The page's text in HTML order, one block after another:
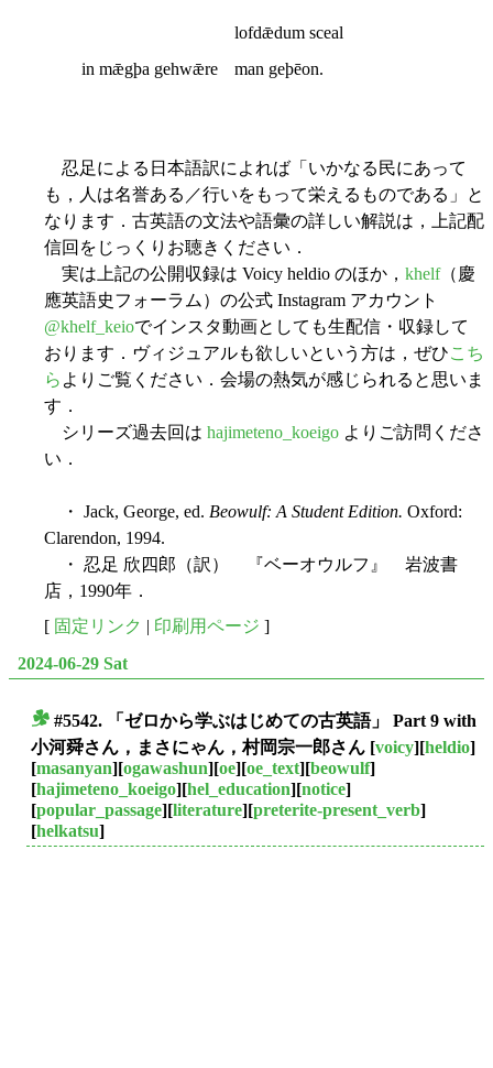
lofdǣdum sceal
in mǣgþa gehwǣre
man geþēon.
忍足による日本語訳によれば「いかなる民にあって
も，人は名誉ある／行いをもって栄えるものである」と
なります．古英語の文法や語彙の詳しい解説は，上記配
信回をじっくりお聴きください．
実は上記の公開収録は Voicy heldio のほか， khelf（慶
應英語史フォーラム）の公式 Instagram アカウント
@khelf_keioでインスタ動画としても生配信・収録して
おります．ヴィジュアルも欲しいという方は，ぜひこち
ら よりご覧ください．会場の熱気が感じられると思いま
す．
シリーズ過去回は hajimeteno_koeigo よりご訪問くださ
い．
・ Jack, George, ed. Beowulf: A Student Edition. Oxford:
Clarendon, 1994.
・ 忍足 欣四郎（訳） 『ベーオウルフ』 岩波書
店，1990年．
[ 固定リンク | 印刷用ページ ]
2024-06-29 Sat
#5542. 「ゼロから学ぶはじめての古英語」 Part 9 with
小河舜さん，まさにゃん，村岡宗一郎さん [voicy][heldio]
[masanyan][ogawashun][oe][oe_text][beowulf]
[hajimeteno_koeigo][hel_education][notice]
[popular_passage][literature][preterite-present_verb]
[helkatsu]